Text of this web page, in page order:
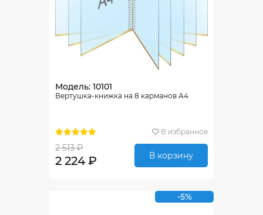
Модель: 10101
Вертушка-книжка на 8 карманов А4
В избранное
2 513 ₽
2 224 ₽ В корзину
-5%